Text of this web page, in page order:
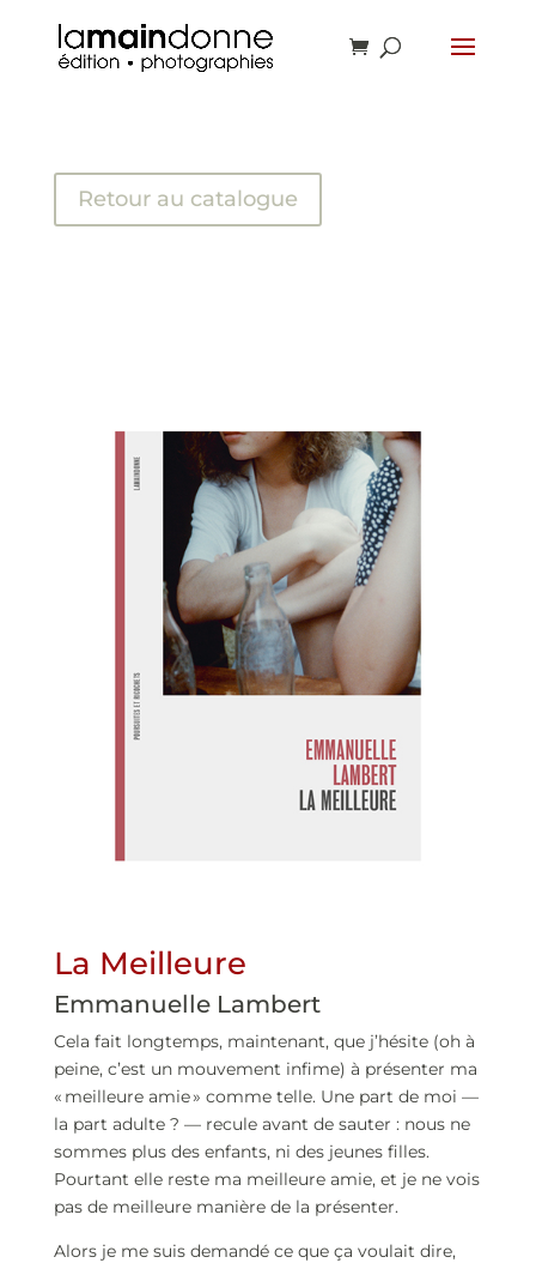
Retour au catalogue
La Meilleure
Emmanuelle Lambert
Cela fait longtemps, maintenant, que j’hésite (oh à
peine, c’est un mouvement infime) à présenter ma
« meilleure amie » comme telle. Une part de moi —
la part adulte ? — recule avant de sauter : nous ne
sommes plus des enfants, ni des jeunes filles.
Pourtant elle reste ma meilleure amie, et je ne vois
pas de meilleure manière de la présenter.
Alors je me suis demandé ce que ça voulait dire,